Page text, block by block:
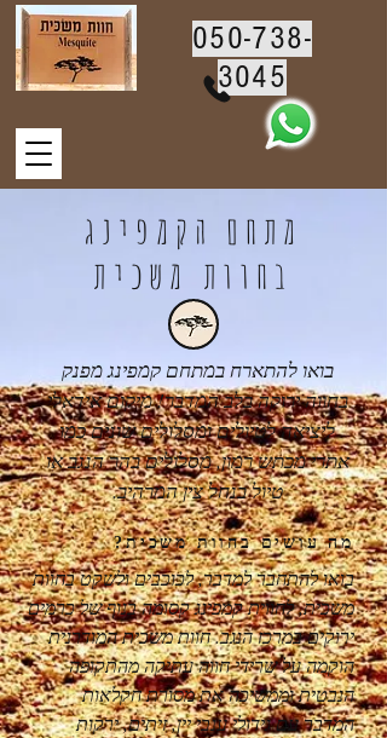
050-738-
3045
מתחם הקמפינג
בחוות משכית
בואו להתארח במתחם קמפינג מפנק
בחווה ירוקה בלב המדבר! מיקום אידאלי
ליציאה לטיולים ומסלולים שונים כמו
אתרי מכתש רמון, מסלולים בהר הנגב או
טיול בנחל צין המרהיב.
מה עושים בחוות משכית?
בואו להתחבר למדבר, לכוכבים ולשקט בחוות
משכית, לחווית קמפינג קסומה בנוף של כרמים
ירוקים במרכז הנגב. חוות משכית המודרנית
הוקמה על שרידי חווה עתיקה מהתקופה
הנבטית וממשיכה את מסורת חקלאות
המדבר עם גידולי ענבי יין, זיתים, ירקות